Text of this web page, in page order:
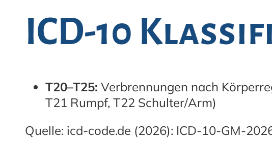
ICD-10
T20–T25: Verbrennungen nach
T21 Rumpf, T22 Schulter/Arm)
Quelle: icd-code.de (2026): ICD-10-GM-